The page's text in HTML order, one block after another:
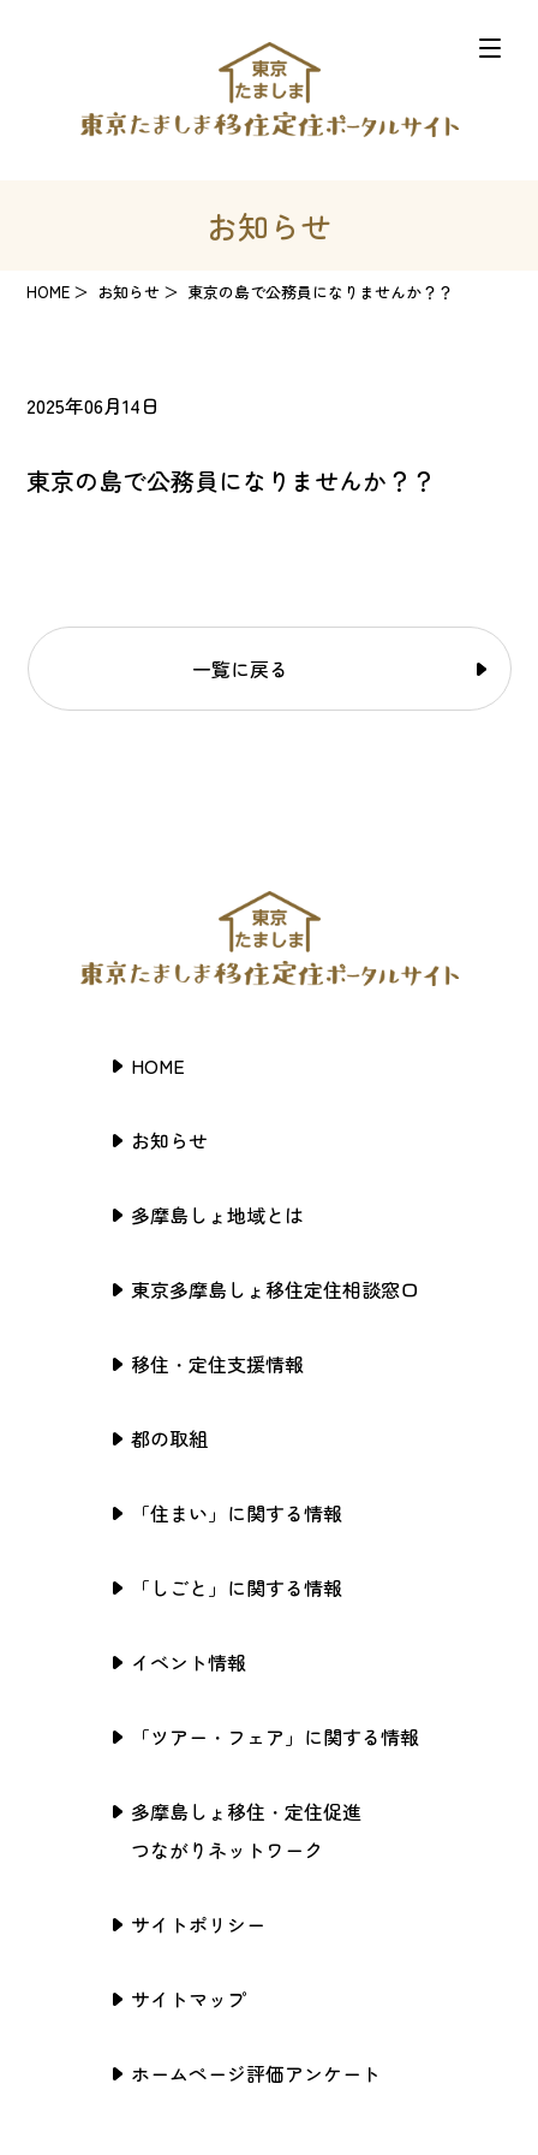
お知らせ
HOME お知らせ 東京の島で公務員になりませんか？？
2025年06月14日
東京の島で公務員になりませんか？？
一覧に戻る
HOME
お知らせ
多摩島しょ地域とは
東京多摩島しょ移住定住相談窓口
移住・定住支援情報
都の取組
「住まい」に関する情報
「しごと」に関する情報
イベント情報
「ツアー・フェア」に関する情報
多摩島しょ移住・定住促進
つながりネットワーク
サイトポリシー
サイトマップ
ホームページ評価アンケート